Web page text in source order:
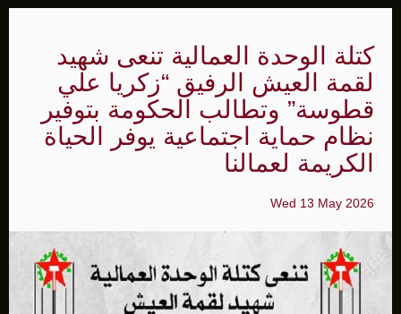
كتلة الوحدة العمالية تنعى شهيد
لقمة العيش الرفيق “زكريا علي
قطوسة” وتطالب الحكومة بتوفير
نظام حماية اجتماعية يوفر الحياة
الكريمة لعمالنا
Wed 13 May 2026